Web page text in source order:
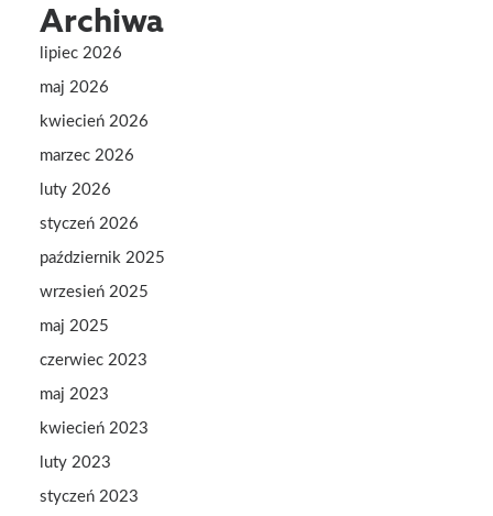
Archiwa
lipiec 2026
maj 2026
kwiecień 2026
marzec 2026
luty 2026
styczeń 2026
październik 2025
wrzesień 2025
maj 2025
czerwiec 2023
maj 2023
kwiecień 2023
luty 2023
styczeń 2023